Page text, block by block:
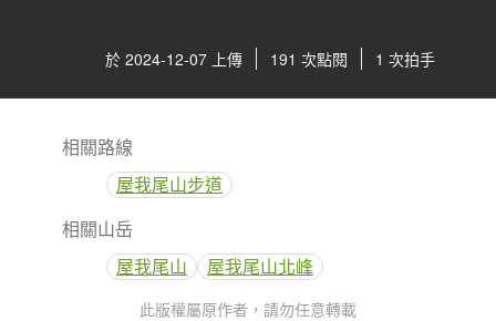
於 2024-12-07 上傳 191 次點閱 1 次拍手
相關路線
屋我尾山步道
相關山岳
屋我尾山
屋我尾山北峰
此版權屬原作者，請勿任意轉載